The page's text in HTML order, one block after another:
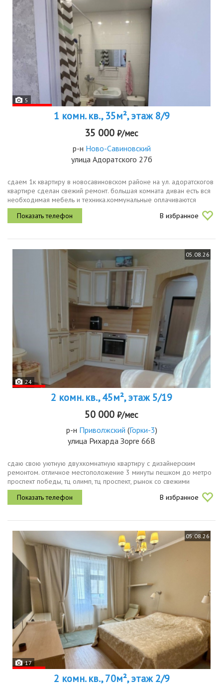
5
1 комн. кв., 35м², этаж 8/9
35 000 ₽/мес
р-н Ново-Савиновский
улица Адоратского 27б
сдаем 1к квартиру в новосавиновском районе на ул. адоратскогов
квартире сделан свежий ремонт. большая комната диван есть вся
необходимая мебель и техника.коммунальные оплачиваются
отдельно.в пешей доступности школы и детские садики, ост.
роддом....
В избранное
05.08.26
24
2 комн. кв., 45м², этаж 5/19
50 000 ₽/мес
р-н Приволжский (Горки-3)
улица Рихарда Зорге 66В
сдаю свою уютную двухкомнатную квартиру с дизайнерским
ремонтом. отличное местоположение 3 минуты пешком до метро
проспект победы, тц олимп, тц проспект, рынок со свежими
овощами и фруктами, элитная гимназия 19, магазины, кафе,
автобусные остановки...
В избранное
05.08.26
17
2 комн. кв., 70м², этаж 2/9